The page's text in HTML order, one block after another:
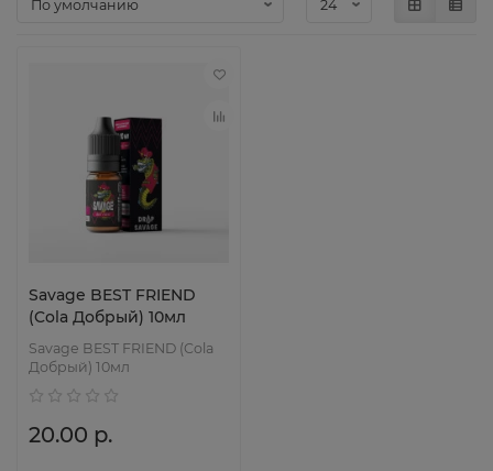
Savage BEST FRIEND
(Cola Добрый) 10мл
Savage BEST FRIEND (Cola
Добрый) 10мл
20.00 р.